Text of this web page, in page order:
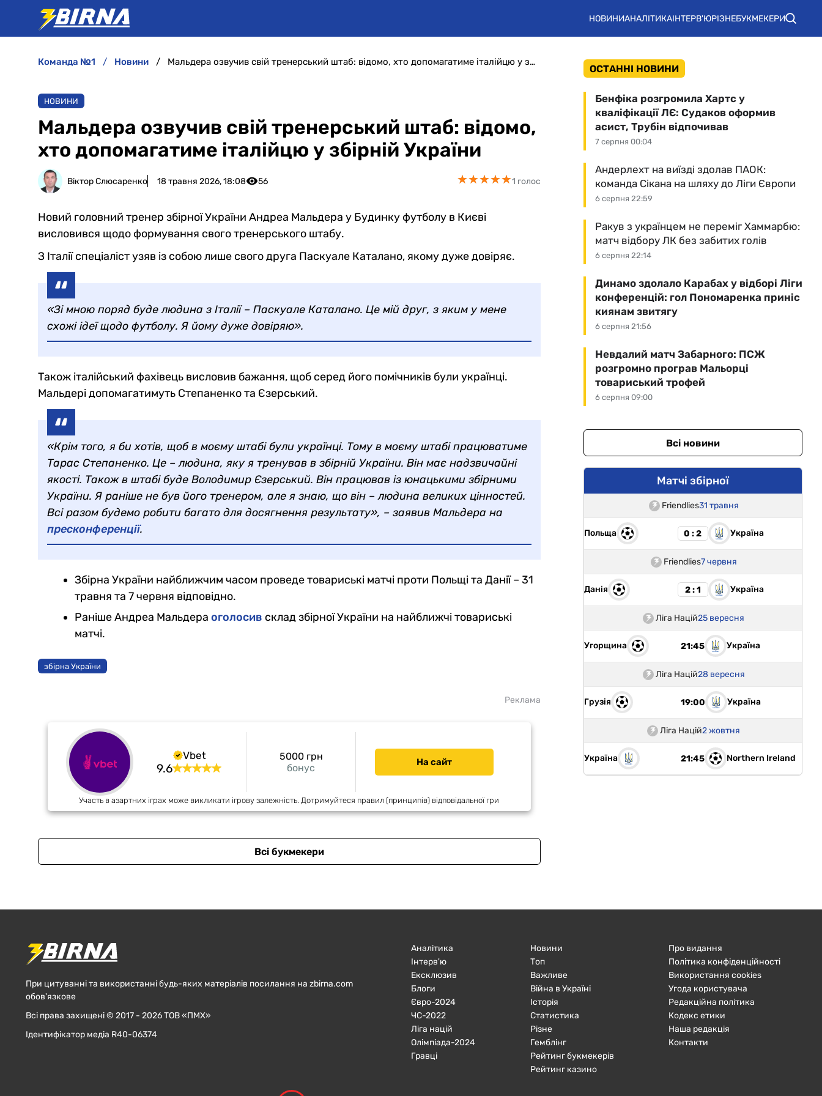
НОВИНИАНАЛІТИКАІНТЕРВ'ЮРІЗНЕБУКМЕКЕРИ
команда №1 новини Мальдера озвучив свій тренерський штаб: відомо, хто допомагатиме італійцю у збірній України
НОВИНИ
Мальдера озвучив свій тренерський штаб: відомо,
хто допомагатиме італійцю у збірній України
Віктор Слюсаренко 18 травня 2026, 18:08 56 ★★★★★
★★★★★1 голос
Новий головний тренер збірної України Андреа Мальдера у Будинку футболу в Києві
висловився щодо формування свого тренерського штабу.
З Італії спеціаліст узяв із собою лише свого друга Паскуале Каталано, якому дуже довіряє.
«Зі мною поряд буде людина з Італії – Паскуале Каталано. Це мій друг, з яким у мене
схожі ідеї щодо футболу. Я йому дуже довіряю».
Також італійський фахівець висловив бажання, щоб серед його помічників були українці.
Мальдері допомагатимуть Степаненко та Єзерський.
«Крім того, я би хотів, щоб в моєму штабі були українці. Тому в моєму штабі працюватиме
Тарас Степаненко. Це – людина, яку я тренував в збірній України. Він має надзвичайні
якості. Також в штабі буде Володимир Єзерський. Він працював із юнацькими збірними
України. Я раніше не був його тренером, але я знаю, що він – людина великих цінностей.
Всі разом будемо робити багато для досягнення результату», – заявив Мальдера на
пресконференції.
Збірна України найближчим часом проведе товариські матчі проти Польщі та Данії – 31
травня та 7 червня відповідно.
Раніше Андреа Мальдера оголосив склад збірної України на найближчі товариські
матчі.
збірна України
Реклама
Vbet
9.6 бонус
5000 грн На сайт
Участь в азартних іграх може викликати ігрову залежність. Дотримуйтеся правил (принципів) відповідальної гри
Всі букмекери
ОСТАННІ НОВИНИ
7 серпня 00:04
Бенфіка розгромила Хартс у
кваліфікації ЛЄ: Судаков оформив
асист, Трубін відпочивав
6 серпня 22:59
Андерлехт на виїзді здолав ПАОК:
команда Сікана на шляху до Ліги Європи
6 серпня 22:14
Ракув з українцем не переміг Хаммарбю:
матч відбору ЛК без забитих голів
6 серпня 21:56
Динамо здолало Карабах у відборі Ліги
конференцій: гол Пономаренка приніс
киянам звитягу
6 серпня 09:00
Невдалий матч Забарного: ПСЖ
розгромно програв Мальорці
товариський трофей
Всі новини
Матчі збірної
Friendlies31 травня
Польща 0 : 2 Україна
Friendlies7 червня
Данія 2 : 1 Україна
Ліга Націй25 вересня
Угорщина 21:45 Україна
Ліга Націй28 вересня
Грузія 19:00 Україна
Ліга Націй2 жовтня
Україна 21:45 Northern Ireland
При цитуванні та використанні будь-яких матеріалів посилання на zbirna.com
обов'язкове
Всі права захищені © 2017 - 2026 ТОВ «ПМХ»
Ідентифікатор медіа R40-06374
Аналітика
Інтерв'ю
Ексклюзив
Блоги
Євро-2024
ЧC-2022
Ліга націй
Олімпіада-2024
Гравці
Новини
Топ
Важливе
Війна в Україні
Історія
Статистика
Різне
Гемблінг
Рейтинг букмекерів
Рейтинг казино
Про видання
Політика конфіденційності
Використання cookies
Угода користувача
Редакційна політика
Кодекс етики
Наша редакція
Контакти